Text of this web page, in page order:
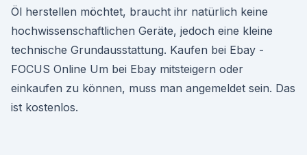
Öl herstellen möchtet, braucht ihr natürlich keine
hochwissenschaftlichen Geräte, jedoch eine kleine
technische Grundausstattung. Kaufen bei Ebay -
FOCUS Online Um bei Ebay mitsteigern oder
einkaufen zu können, muss man angemeldet sein. Das
ist kostenlos.